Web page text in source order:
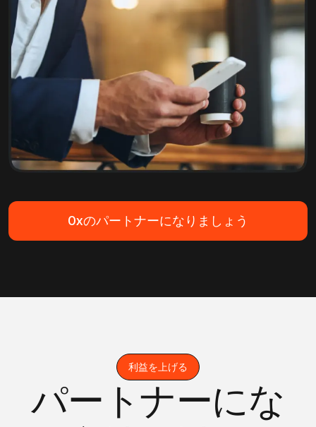
0xのパートナーになりましょう
利益を上げる
パートナーにな